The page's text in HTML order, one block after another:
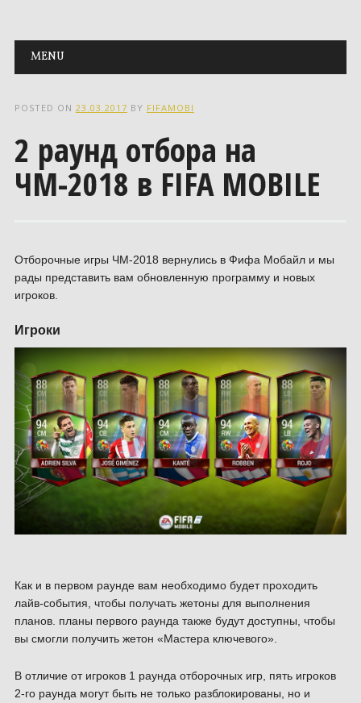
Main menu
Skip to content
MENU
POSTED ON 23.03.2017 BY FIFAMOBI
2 раунд отбора на
ЧМ-2018 в FIFA MOBILE
Отборочные игры ЧМ-2018 вернулись в Фифа Мобайл и мы
рады представить вам обновленную программу и новых
игроков.
Игроки
Как и в первом раунде вам необходимо будет проходить
лайв-события, чтобы получать жетоны для выполнения
планов. планы первого раунда также будут доступны, чтобы
вы смогли получить жетон «Мастера ключевого».
В отличие от игроков 1 раунда отборочных игр, пять игроков
2-го раунда могут быть не только разблокированы, но и